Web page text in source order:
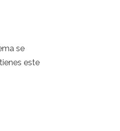
se
este